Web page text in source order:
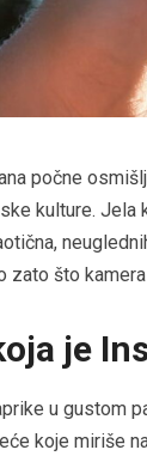
počne
kulture. Jela
zato što
je
u gustom
koje miriše